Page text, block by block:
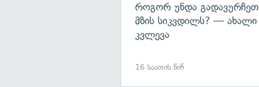
როგორ უნდა გადავურჩეთ
მზის სიკვდილს? — ახალი
კვლევა
16 საათის წინ